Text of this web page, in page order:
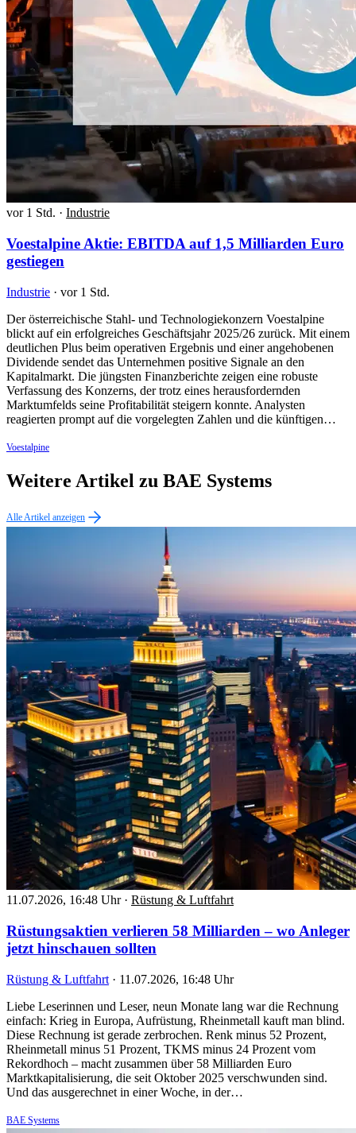
vor 1 Std. · Industrie
Voestalpine Aktie: EBITDA auf 1,5 Milliarden Euro
gestiegen
Industrie · vor 1 Std.
Der österreichische Stahl- und Technologiekonzern Voestalpine
blickt auf ein erfolgreiches Geschäftsjahr 2025/26 zurück. Mit einem
deutlichen Plus beim operativen Ergebnis und einer angehobenen
Dividende sendet das Unternehmen positive Signale an den
Kapitalmarkt. Die jüngsten Finanzberichte zeigen eine robuste
Verfassung des Konzerns, der trotz eines herausfordernden
Marktumfelds seine Profitabilität steigern konnte. Analysten
reagierten prompt auf die vorgelegten Zahlen und die künftigen…
Voestalpine
Weitere Artikel zu BAE Systems
Alle Artikel anzeigen
11.07.2026, 16:48 Uhr · Rüstung & Luftfahrt
Rüstungsaktien verlieren 58 Milliarden – wo Anleger
jetzt hinschauen sollten
Rüstung & Luftfahrt · 11.07.2026, 16:48 Uhr
Liebe Leserinnen und Leser, neun Monate lang war die Rechnung
einfach: Krieg in Europa, Aufrüstung, Rheinmetall kauft man blind.
Diese Rechnung ist gerade zerbrochen. Renk minus 52 Prozent,
Rheinmetall minus 51 Prozent, TKMS minus 24 Prozent vom
Rekordhoch – macht zusammen über 58 Milliarden Euro
Marktkapitalisierung, die seit Oktober 2025 verschwunden sind.
Und das ausgerechnet in einer Woche, in der…
BAE Systems